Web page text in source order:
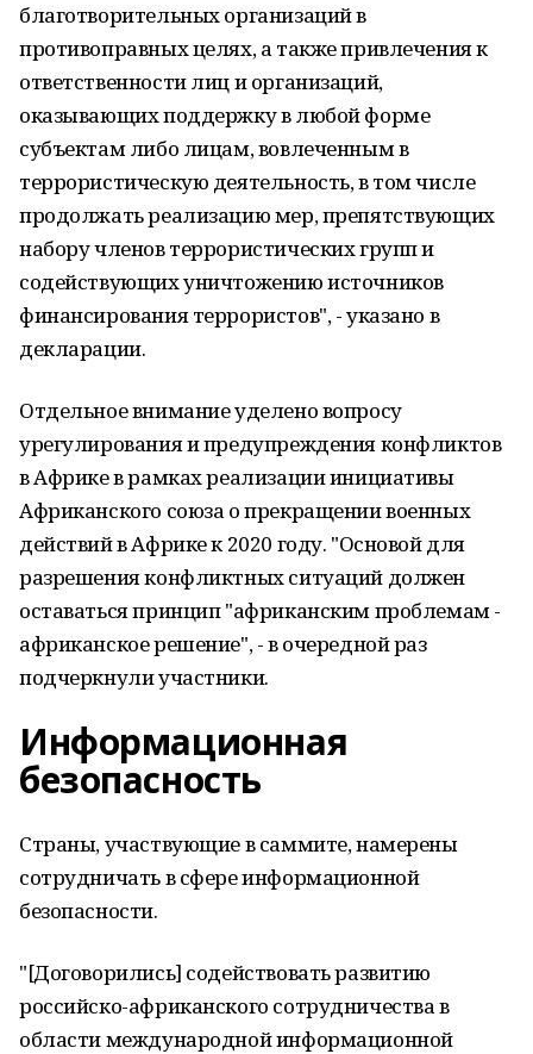
благотворительных организаций в
противоправных целях, а также привлечения к
ответственности лиц и организаций,
оказывающих поддержку в любой форме
субъектам либо лицам, вовлеченным в
террористическую деятельность, в том числе
продолжать реализацию мер, препятствующих
набору членов террористических групп и
содействующих уничтожению источников
финансирования террористов", - указано в
декларации.
Отдельное внимание уделено вопросу
урегулирования и предупреждения конфликтов
в Африке в рамках реализации инициативы
Африканского союза о прекращении военных
действий в Африке к 2020 году. "Основой для
разрешения конфликтных ситуаций должен
оставаться принцип "африканским проблемам -
африканское решение", - в очередной раз
подчеркнули участники.
Информационная
безопасность
Страны, участвующие в саммите, намерены
сотрудничать в сфере информационной
безопасности.
"[Договорились] содействовать развитию
российско-африканского сотрудничества в
области международной информационной